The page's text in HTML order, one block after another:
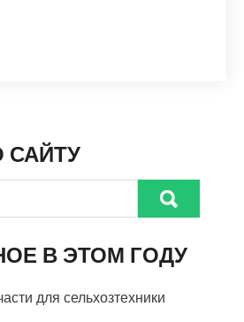
САЙТУ
В ЭТОМ ГОДУ
для сельхозтехники